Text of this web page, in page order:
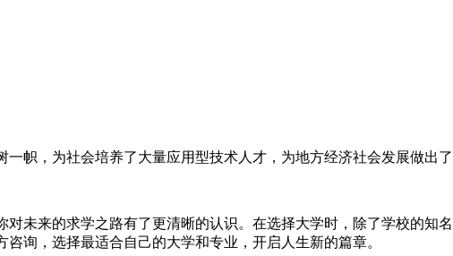
帜，为社会培养了大量应用型技术人才，为地方经济社会发展做出了
对未来的求学之路有了更清晰的认识。在选择大学时，除了学校的知
询，选择最适合自己的大学和专业，开启人生新的篇章。